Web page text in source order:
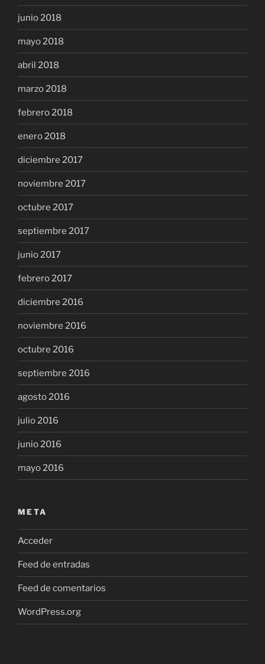
junio 2018
mayo 2018
abril 2018
marzo 2018
febrero 2018
enero 2018
diciembre 2017
noviembre 2017
octubre 2017
septiembre 2017
junio 2017
febrero 2017
diciembre 2016
noviembre 2016
octubre 2016
septiembre 2016
agosto 2016
julio 2016
junio 2016
mayo 2016
META
Acceder
Feed de entradas
Feed de comentarios
WordPress.org